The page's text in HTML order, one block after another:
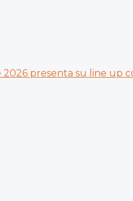
presenta su line up